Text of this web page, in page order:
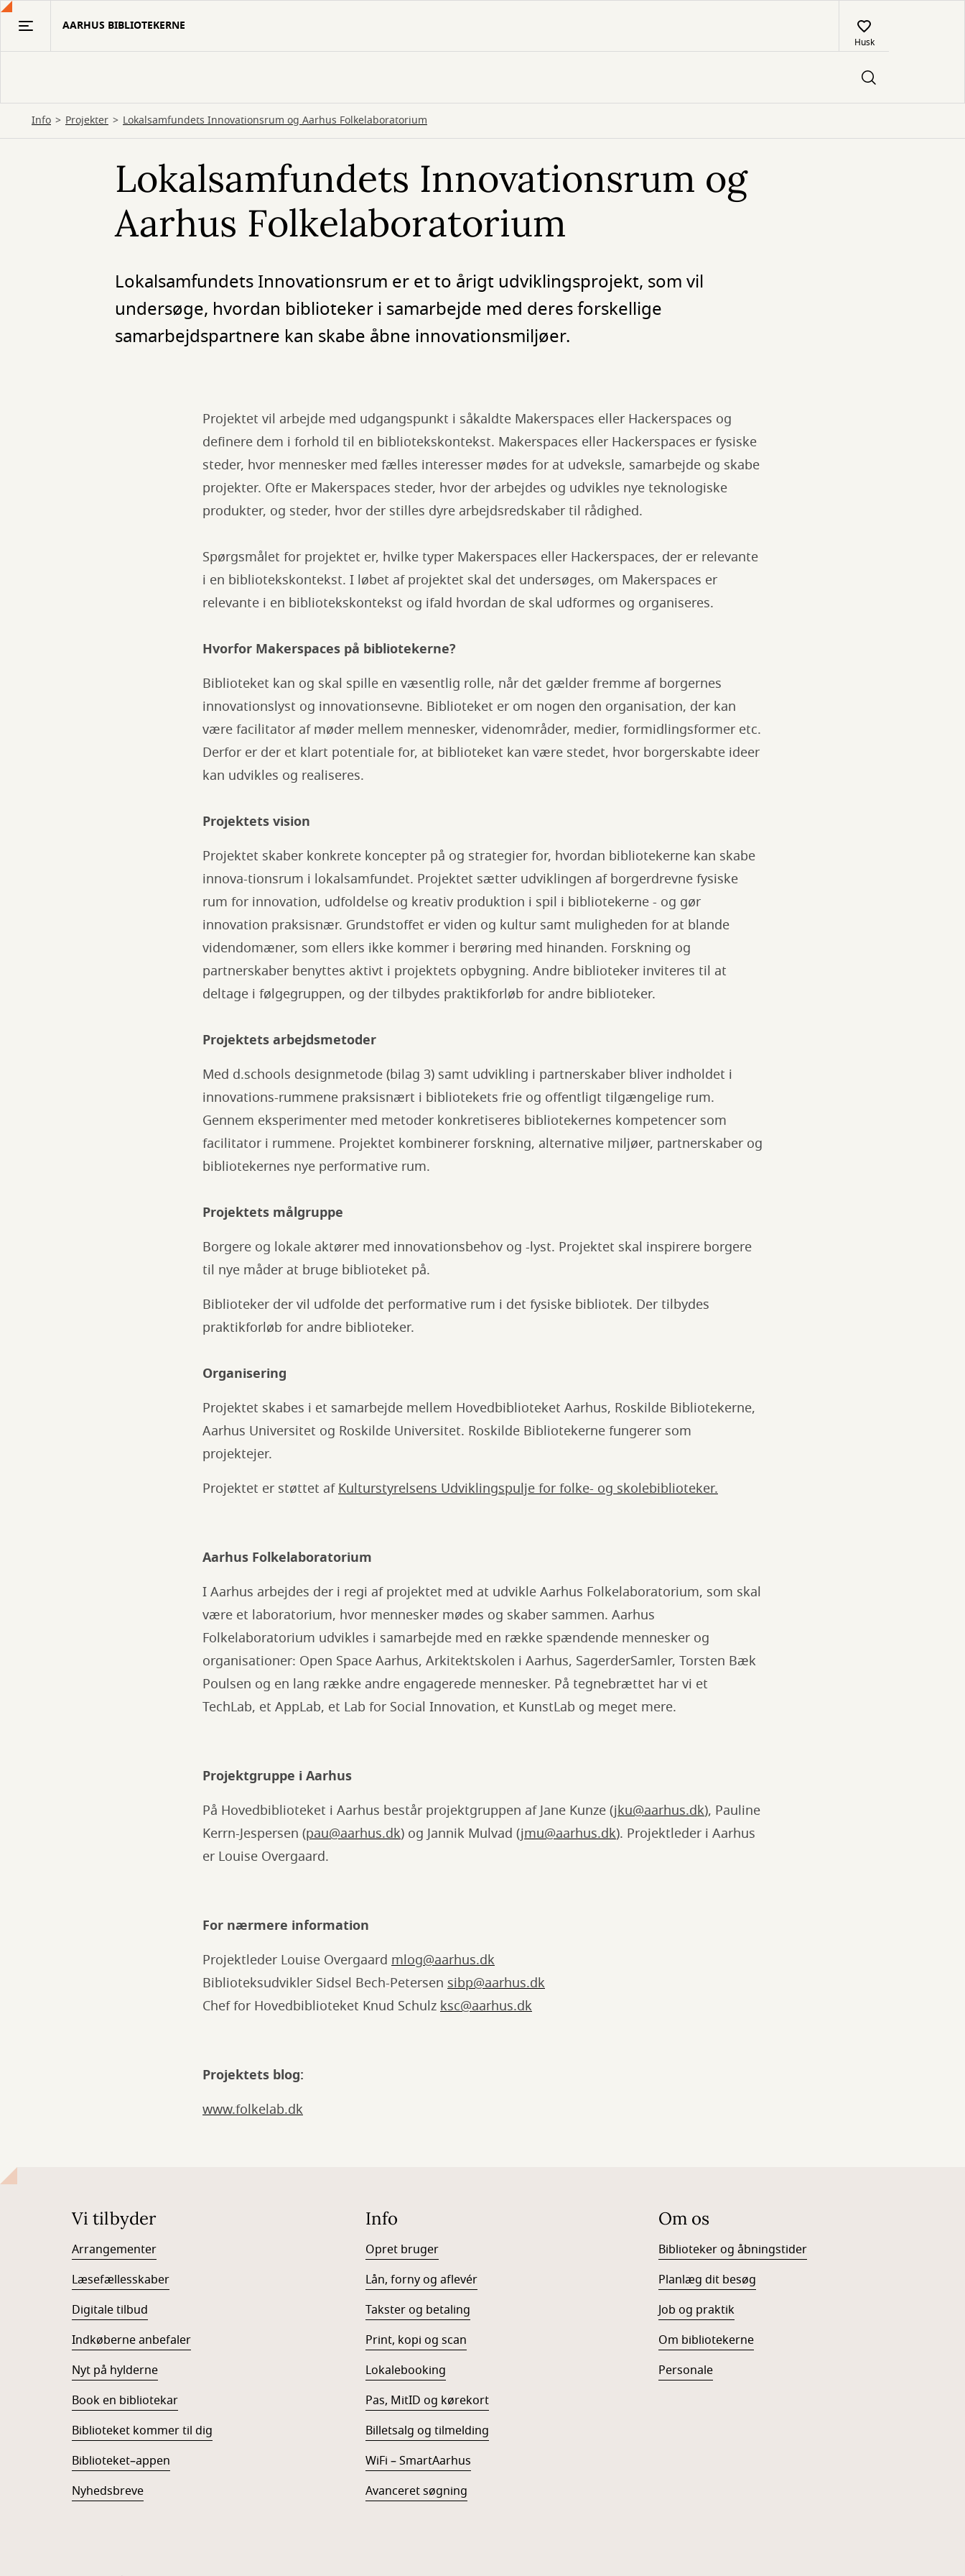
Gå
AARHUS BIBLIOTEKERNE
Husk
Info Projekter Lokalsamfundets Innovationsrum og Aarhus Folkelaboratorium
Lokalsamfundets Innovationsrum og
Aarhus Folkelaboratorium
Lokalsamfundets Innovationsrum er et to årigt udviklingsprojekt, som vil
undersøge, hvordan biblioteker i samarbejde med deres forskellige
samarbejdspartnere kan skabe åbne innovationsmiljøer.
Projektet vil arbejde med udgangspunkt i såkaldte Makerspaces eller Hackerspaces og
definere dem i forhold til en bibliotekskontekst. Makerspaces eller Hackerspaces er fysiske
steder, hvor mennesker med fælles interesser mødes for at udveksle, samarbejde og skabe
projekter. Ofte er Makerspaces steder, hvor der arbejdes og udvikles nye teknologiske
produkter, og steder, hvor der stilles dyre arbejdsredskaber til rådighed.
Spørgsmålet for projektet er, hvilke typer Makerspaces eller Hackerspaces, der er relevante
i en bibliotekskontekst. I løbet af projektet skal det undersøges, om Makerspaces er
relevante i en bibliotekskontekst og ifald hvordan de skal udformes og organiseres.
Hvorfor Makerspaces på bibliotekerne?
Biblioteket kan og skal spille en væsentlig rolle, når det gælder fremme af borgernes
innovationslyst og innovationsevne. Biblioteket er om nogen den organisation, der kan
være facilitator af møder mellem mennesker, videnområder, medier, formidlingsformer etc.
Derfor er der et klart potentiale for, at biblioteket kan være stedet, hvor borgerskabte ideer
kan udvikles og realiseres.
Projektets vision
Projektet skaber konkrete koncepter på og strategier for, hvordan bibliotekerne kan skabe
innova-tionsrum i lokalsamfundet. Projektet sætter udviklingen af borgerdrevne fysiske
rum for innovation, udfoldelse og kreativ produktion i spil i bibliotekerne - og gør
innovation praksisnær. Grundstoffet er viden og kultur samt muligheden for at blande
videndomæner, som ellers ikke kommer i berøring med hinanden. Forskning og
partnerskaber benyttes aktivt i projektets opbygning. Andre biblioteker inviteres til at
deltage i følgegruppen, og der tilbydes praktikforløb for andre biblioteker.
Projektets arbejdsmetoder
Med d.schools designmetode (bilag 3) samt udvikling i partnerskaber bliver indholdet i
innovations-rummene praksisnært i bibliotekets frie og offentligt tilgængelige rum.
Gennem eksperimenter med metoder konkretiseres bibliotekernes kompetencer som
facilitator i rummene. Projektet kombinerer forskning, alternative miljøer, partnerskaber og
bibliotekernes nye performative rum.
Projektets målgruppe
Borgere og lokale aktører med innovationsbehov og -lyst. Projektet skal inspirere borgere
til nye måder at bruge biblioteket på.
Biblioteker der vil udfolde det performative rum i det fysiske bibliotek. Der tilbydes
praktikforløb for andre biblioteker.
Organisering
Projektet skabes i et samarbejde mellem Hovedbiblioteket Aarhus, Roskilde Bibliotekerne,
Aarhus Universitet og Roskilde Universitet. Roskilde Bibliotekerne fungerer som
projektejer.
Projektet er støttet afKulturstyrelsens Udviklingspulje for folke- og skolebiblioteker.
Aarhus Folkelaboratorium
I Aarhus arbejdes der i regi af projektet med at udvikle Aarhus Folkelaboratorium, som skal
være et laboratorium, hvor mennesker mødes og skaber sammen. Aarhus
Folkelaboratorium udvikles i samarbejde med en række spændende mennesker og
organisationer: Open Space Aarhus, Arkitektskolen i Aarhus, SagerderSamler, Torsten Bæk
Poulsen og en lang række andre engagerede mennesker. På tegnebrættet har vi et
TechLab, et AppLab, et Lab for Social Innovation, et KunstLab og meget mere.
Projektgruppe i Aarhus
På Hovedbiblioteket i Aarhus består projektgruppen af Jane Kunze (jku@aarhus.dk), Pauline
Kerrn-Jespersen (pau@aarhus.dk) og Jannik Mulvad (jmu@aarhus.dk). Projektleder i Aarhus
er Louise Overgaard.
For nærmere information
Projektleder Louise Overgaard mlog@aarhus.dk
Biblioteksudvikler Sidsel Bech-Petersen sibp@aarhus.dk
Chef for Hovedbiblioteket Knud Schulz ksc@aarhus.dk
Projektets blog:
www.folkelab.dk
Vi tilbyder
Arrangementer
Læsefællesskaber
Digitale tilbud
Indkøberne anbefaler
Nyt på hylderne
Book en bibliotekar
Biblioteket kommer til dig
Biblioteket–appen
Nyhedsbreve
Info
Opret bruger
Lån, forny og aflevér
Takster og betaling
Print, kopi og scan
Lokalebooking
Pas, MitID og kørekort
Billetsalg og tilmelding
WiFi – SmartAarhus
Avanceret søgning
Om os
Biblioteker og åbningstider
Planlæg dit besøg
Job og praktik
Om bibliotekerne
Personale